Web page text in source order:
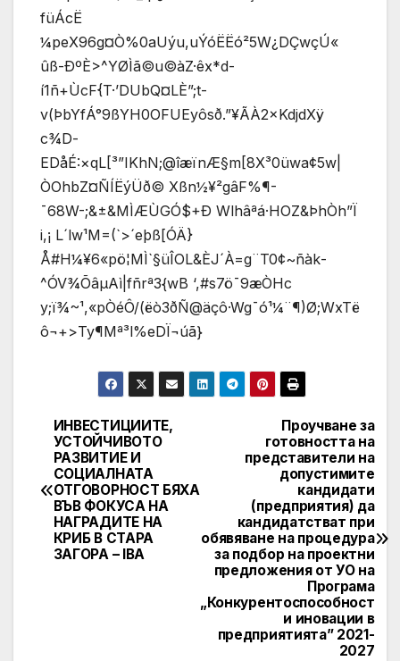
füÁcË
¼peX96g¤Ò%0aUýu,uÝóËËó²5W¿DÇwçÚ«
ûß-ÐºÈ>^YØÌã©u©àZ·êx*d-
í1ñ+ÙcF{T·’DUbQ¤LÈ”;t-
v(ÞbYfÁ°9ßYH0OFUEyôsð.”¥ÃÀ2×KdjdXÿ
c¾D­
EDåÉ:×qL[³”IKhN;@îæïnÆ§m[8X³0üwa¢5w|
ÒOhbZ¤ÑÍËýÜð© Xßn½¥²gâF%¶-
¯68W-;&±&MÌÆÙGÓ$+Ð Wlhâªá·HOZ&ÞhÒh”Ï
i,¡ L´lw¹M=(`>´eþß[ÓÄ}
Å#H¼¥6«pö¦MÌ`§üÎOL&ÈJ´À=g¨T0¢~ñàk­
^ÓV¾ÕâµAì|fñrª3{wB ‘,#s7ö¯9æÒHc
y;ï¾~¹,«pÒéÔ/(ëò3ðÑ@äçô·Wg¯ó¹¼¨¶)Ø;WxTë
ô¬+>Ty¶Mª³l%eDÏ¬úã}
Post
navigation
Проучване за
готовността на
представители на
допустимите
кандидати
(предприятия) да
кандидатстват при
обявяване на процедура
за подбор на проектни
предложения от УО на
Програма
„Конкурентоспособност
и иновации в
предприятията” 2021-
2027
ИНВЕСТИЦИИТЕ,
УСТОЙЧИВОТО
РАЗВИТИЕ И
СОЦИАЛНАТА
ОТГОВОРНОСТ БЯХА
ВЪВ ФОКУСА НА
НАГРАДИТЕ НА
КРИБ В СТАРА
ЗАГОРА – IBA